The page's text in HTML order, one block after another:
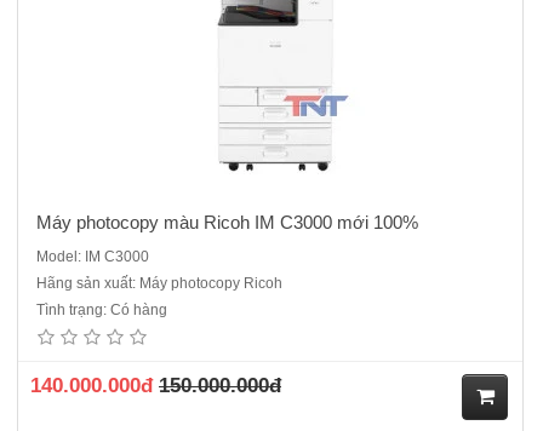
Máy photocopy màu Ricoh IM C3000 mới 100%
Model: IM C3000
Hãng sản xuất: Máy photocopy Ricoh
Tình trạng: Có hàng
140.000.000đ 150.000.000đ
hãng, Hàng nguyên đai, nguyên kiện , đầy đủ CO,CQ mới 100%Chức
năng chính: Photocopy, In mạng, Scan màu Tốc độ sao chụp liên tục: